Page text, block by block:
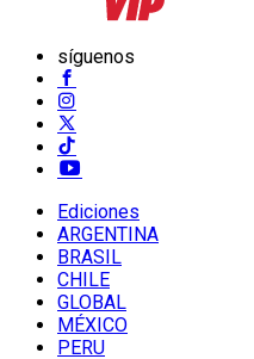
síguenos
Ediciones
ARGENTINA
BRASIL
CHILE
GLOBAL
MÉXICO
PERU